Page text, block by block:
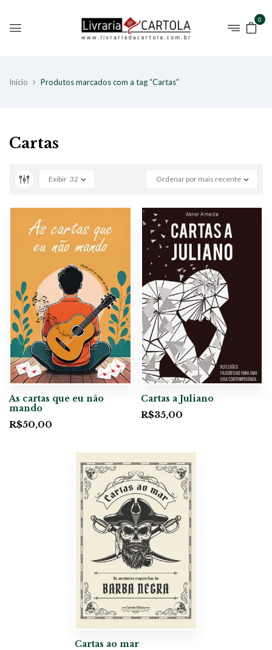
0
Início Produtos marcados com a tag “Cartas”
Cartas
Ordenar por mais recente
Exibir 32
As cartas que eu não
mando
R$50,00
Cartas a Juliano
R$35,00
Cartas ao mar